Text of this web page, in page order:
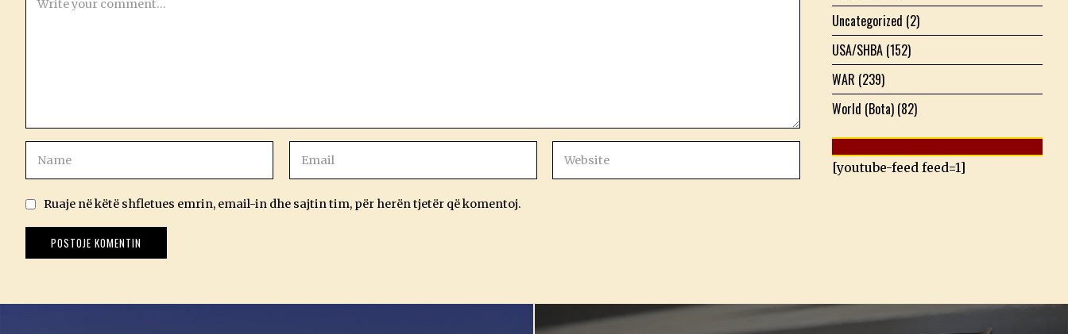
Ruaje në këtë shfletues emrin, email-in dhe sajtin tim, për herën tjetër që komentoj.
Uncategorized (2)
USA/SHBA (152)
WAR (239)
World (Bota) (82)
[youtube-feed feed=1]